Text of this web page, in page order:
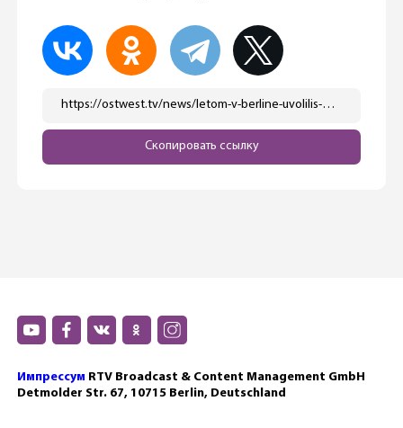
https://ostwest.tv/news/letom-v-berline-uvolilis-okolo-700-uchitelej/
Скопировать ссылку
Импрессум RTV Broadcast & Content Management GmbH
Detmolder Str. 67, 10715 Berlin, Deutschland